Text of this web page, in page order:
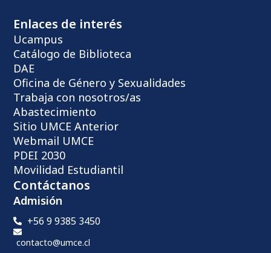
Enlaces de interés
Ucampus
Catálogo de Biblioteca
DAE
Oficina de Género y Sexualidades
Trabaja con nosotros/as
Abastecimiento
Sitio UMCE Anterior
Webmail UMCE
PDEI 2030
Movilidad Estudiantil
Contáctanos
Admisión
+56 9 9385 3450
contacto@umce.cl